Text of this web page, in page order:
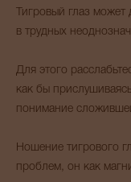
Тигровый глаз
в трудных
Для этого
как бы
понимание
Ношение тигрового
проблем, он как